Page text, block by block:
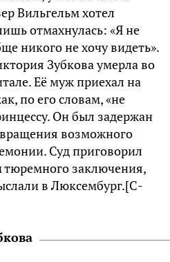
Вильгельм хотел
отмахнулась: «Я не
никого не хочу видеть».
Зубкова умерла во
Её муж приехал на
по его словам, «не
Он был задержан
возможного
Суд приговорил
тюремного заключения,
в Люксембург.[С-